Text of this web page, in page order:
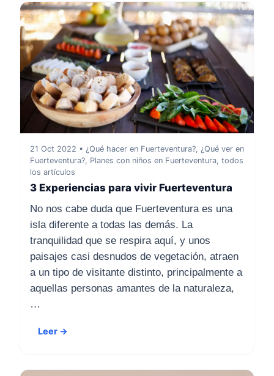
21 Oct 2022 • ¿Qué hacer en Fuerteventura?, ¿Qué ver en
Fuerteventura?, Planes con niños en Fuerteventura, todos
los artículos
3 Experiencias para vivir Fuerteventura
No nos cabe duda que Fuerteventura es una
isla diferente a todas las demás. La
tranquilidad que se respira aquí, y unos
paisajes casi desnudos de vegetación, atraen
a un tipo de visitante distinto, principalmente a
aquellas personas amantes de la naturaleza,
…
Leer →